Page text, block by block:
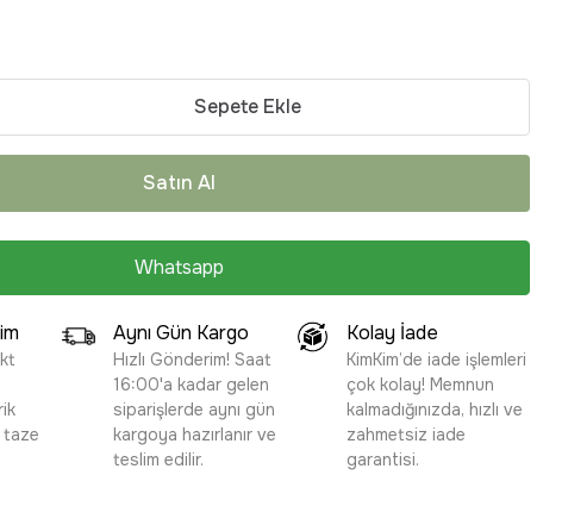
Sepete Ekle
Satın Al
Whatsapp
taze
Aynı Gün Kargo
Hızlı Gönderim! Saat
16:00'a kadar gelen
siparişlerde aynı gün
kargoya hazırlanır ve
teslim edilir.
Kolay İade
KimKim’de iade işlemleri
çok kolay! Memnun
kalmadığınızda, hızlı ve
zahmetsiz iade
garantisi.